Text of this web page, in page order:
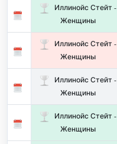
Иллинойс Стейт -
Женщины
Иллинойс Стейт -
Женщины
Иллинойс Стейт -
Женщины
Иллинойс Стейт -
Женщины